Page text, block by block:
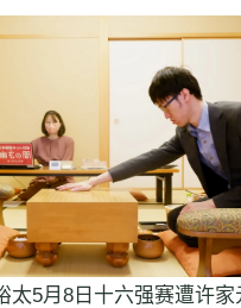
太5月8日十六强赛遭许家